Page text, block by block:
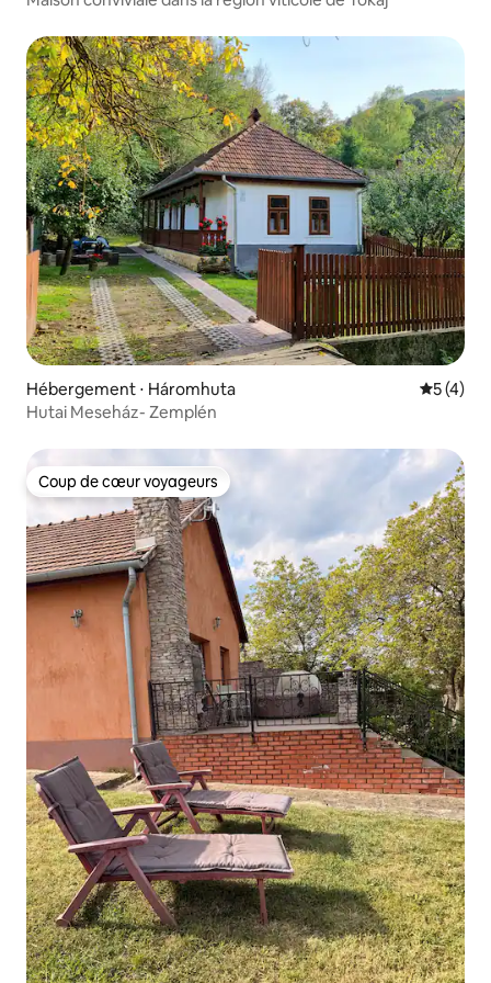
Hébergement ⋅ Háromhuta
5 (4)
Hutai Meseház- Zemplén
Coup de cœur voyageurs
Coup de cœur voyageurs